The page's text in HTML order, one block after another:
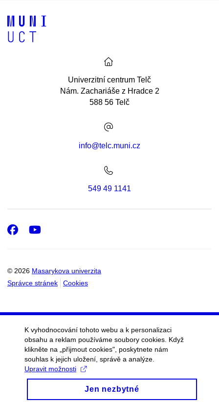
Univerzitní centrum Telč
Nám. Zachariáše z Hradce 2
588 56 Telč
info@telc.muni.cz
549 49 1141
© 2026 Masarykova univerzita
Správce stránek
Cookies
Facebook
K vyhodnocování tohoto webu a k personalizaci
obsahu a reklam používáme soubory cookies. Když
klikněte na „přijmout cookies", poskytnete nám
souhlas k jejich uložení, správě a analýze.
Upravit možnosti
Jen nezbytné